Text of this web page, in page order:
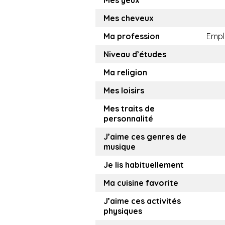
Mes cheveux
Ma profession
Niveau d’études
Ma religion
Mes loisirs
Mes traits de
personnalité
J’aime ces genres de
musique
Je lis habituellement
Ma cuisine favorite
J’aime ces activités
physiques